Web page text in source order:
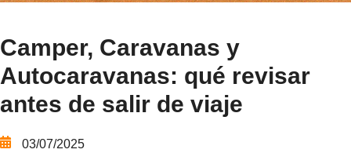
Camper, Caravanas y
Autocaravanas: qué revisar
antes de salir de viaje
03/07/2025